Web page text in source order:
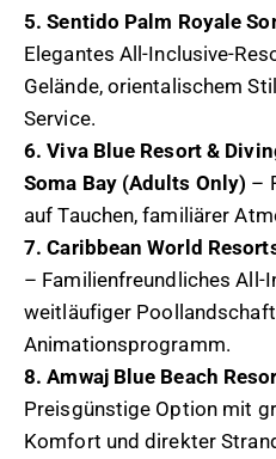
5. Sentido Palm Royale
Elegantes All-Inclusive-
Gelände, orientalischem
Service.
6. Viva Blue Resort &
Soma Bay (Adults Only) –
auf Tauchen, familiärer
7. Caribbean World
– Familienfreundliches All-
weitläufiger
Animationsprogramm.
8. Amwaj Blue Beach
Preisgünstige Option mit
Komfort und direkter